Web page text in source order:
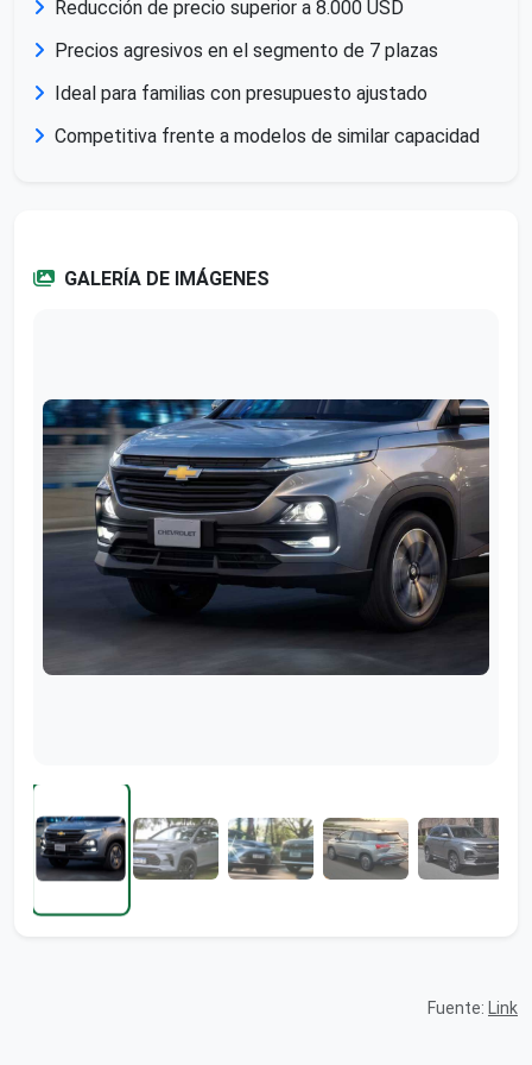
Reducción de precio superior a 8.000 USD
Precios agresivos en el segmento de 7 plazas
Ideal para familias con presupuesto ajustado
Competitiva frente a modelos de similar capacidad
GALERÍA DE IMÁGENES
Fuente: Link